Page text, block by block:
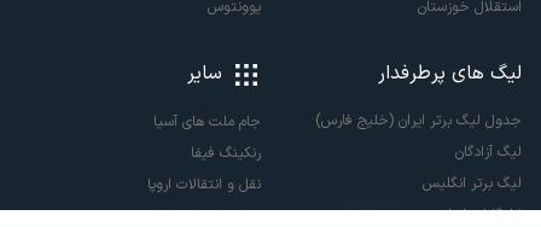
استقلال خوزستان
یوونتوس
لیگ های پرطرفدار
جدول لیگ برتر ایران (خلیج فارس)
لیگ آزادگان
لیگ برتر انگلیس
لالیگا اسپانیا
سایر
جام ملت های آسیا
رنکینگ فیفا
نقل و انتقالات اروپا
نقل و انتقالات ایران